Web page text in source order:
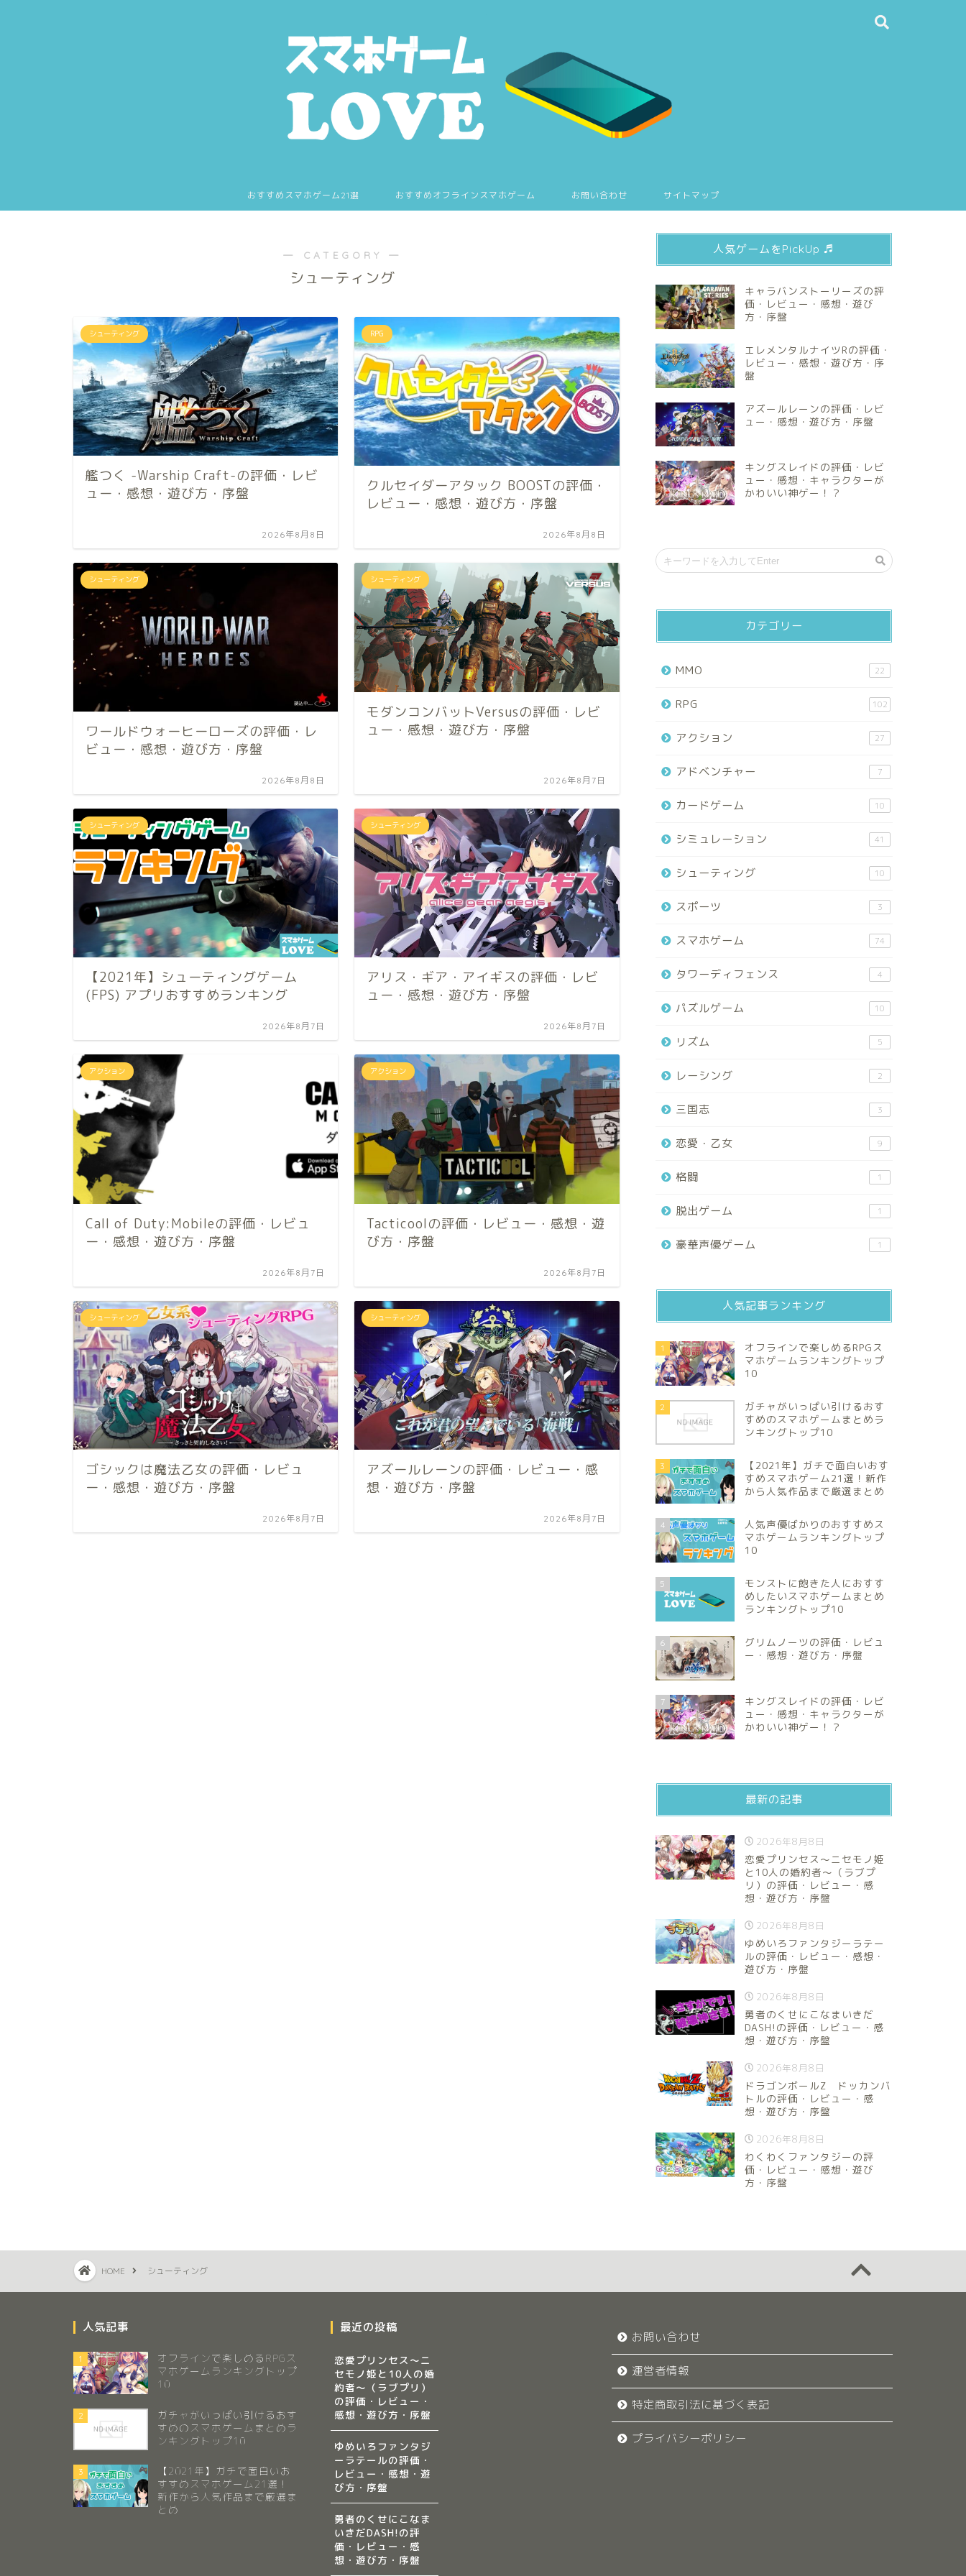
おすすめスマホゲーム21選 おすすめオフラインスマホゲーム お問い合わせ サイトマップ
― CATEGORY ―
シューティング
シューティング
艦つく -Warship Craft-の評価・レビ
ュー・感想・遊び方・序盤
2026年8月8日
RPG
クルセイダーアタック BOOSTの評価・
レビュー・感想・遊び方・序盤
2026年8月8日
シューティング
ワールドウォーヒーローズの評価・レ
ビュー・感想・遊び方・序盤
2026年8月8日
シューティング
モダンコンバットVersusの評価・レビ
ュー・感想・遊び方・序盤
2026年8月7日
シューティング
【2021年】シューティングゲーム
(FPS) アプリおすすめランキング
2026年8月7日
シューティング
アリス・ギア・アイギスの評価・レビ
ュー・感想・遊び方・序盤
2026年8月7日
アクション
Call of Duty:Mobileの評価・レビュ
ー・感想・遊び方・序盤
2026年8月7日
アクション
Tacticoolの評価・レビュー・感想・遊
び方・序盤
2026年8月7日
シューティング
ゴシックは魔法乙女の評価・レビュ
ー・感想・遊び方・序盤
2026年8月7日
シューティング
アズールレーンの評価・レビュー・感
想・遊び方・序盤
2026年8月7日
人気ゲームをPickUp ♬
キャラバンストーリーズの評
価・レビュー・感想・遊び
方・序盤
エレメンタルナイツRの評価・
レビュー・感想・遊び方・序
盤
アズールレーンの評価・レビ
ュー・感想・遊び方・序盤
キングスレイドの評価・レビ
ュー・感想・キャラクターが
かわいい神ゲー！？
カテゴリー
MMO 22
RPG 102
アクション 27
アドベンチャー 7
カードゲーム 10
シミュレーション 41
シューティング 10
スポーツ 3
スマホゲーム 74
タワーディフェンス 4
パズルゲーム 10
リズム 5
レーシング 2
三国志 3
恋愛・乙女 9
格闘 1
脱出ゲーム 1
豪華声優ゲーム 1
人気記事ランキング
1
オフラインで楽しめるRPGス
マホゲームランキングトップ
10
2
ガチャがいっぱい引けるおす
すめのスマホゲームまとめラ
ンキングトップ10
3
【2021年】ガチで面白いおす
すめスマホゲーム21選！新作
から人気作品まで厳選まとめ
4
人気声優ばかりのおすすめス
マホゲームランキングトップ
10
5
モンストに飽きた人におすす
めしたいスマホゲームまとめ
ランキングトップ10
6
グリムノーツの評価・レビュ
ー・感想・遊び方・序盤
7
キングスレイドの評価・レビ
ュー・感想・キャラクターが
かわいい神ゲー！？
最新の記事
2026年8月8日
恋愛プリンセス～ニセモノ姫
と10人の婚約者～（ラブプ
リ）の評価・レビュー・感
想・遊び方・序盤
2026年8月8日
ゆめいろファンタジーラテー
ルの評価・レビュー・感想・
遊び方・序盤
2026年8月8日
勇者のくせにこなまいきだ
DASH!の評価・レビュー・感
想・遊び方・序盤
2026年8月8日
ドラゴンボールZ ドッカンバ
トルの評価・レビュー・感
想・遊び方・序盤
2026年8月8日
わくわくファンタジーの評
価・レビュー・感想・遊び
方・序盤
HOME シューティング
人気記事
1
オフラインで楽しめるRPGス
マホゲームランキングトップ
10
2
ガチャがいっぱい引けるおす
すめのスマホゲームまとめラ
ンキングトップ10
3
【2021年】ガチで面白いお
すすめスマホゲーム21選！
新作から人気作品まで厳選ま
とめ
最近の投稿
恋愛プリンセス～ニ
セモノ姫と10人の婚
約者～（ラブプリ）
の評価・レビュー・
感想・遊び方・序盤
ゆめいろファンタジ
ーラテールの評価・
レビュー・感想・遊
び方・序盤
勇者のくせにこなま
いきだDASH!の評
価・レビュー・感
想・遊び方・序盤
お問い合わせ
運営者情報
特定商取引法に基づく表記
プライバシーポリシー